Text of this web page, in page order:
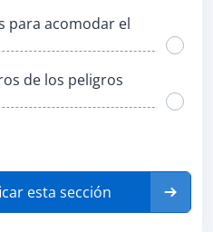
para acomodar el
de los peligros
esta sección